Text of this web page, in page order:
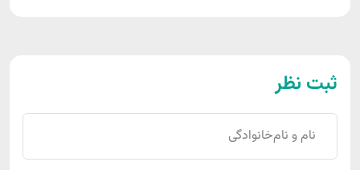
محاسبه آنلاین فروش در ارزش افزوده
تولیدکلیدها از از توکن و csr
ثبت نظر